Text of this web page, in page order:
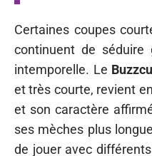
Certaines coupes
continuent de séduire
intemporelle. Le
et très courte, revient
et son caractère
ses mèches plus
de jouer avec